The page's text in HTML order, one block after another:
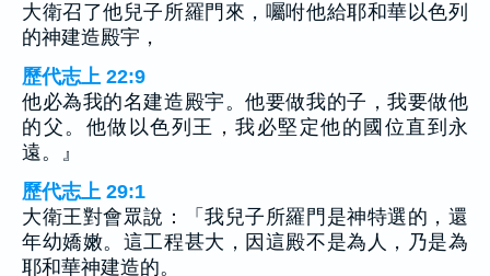
大衛召了他兒子所羅門來，囑咐他給耶和華以色列
的神建造殿宇，
歷代志上 22:9
他必為我的名建造殿宇。他要做我的子，我要做他
的父。他做以色列王，我必堅定他的國位直到永
遠。』
歷代志上 29:1
大衛王對會眾說：「我兒子所羅門是神特選的，還
年幼嬌嫩。這工程甚大，因這殿不是為人，乃是為
耶和華神建造的。